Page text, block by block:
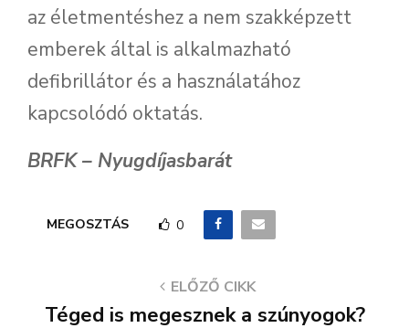
az életmentéshez a nem szakképzett
emberek által is alkalmazható
defibrillátor és a használatához
kapcsolódó oktatás.
BRFK – Nyugdíjasbarát
MEGOSZTÁS 0
ELŐZŐ CIKK
Téged is megesznek a szúnyogok?